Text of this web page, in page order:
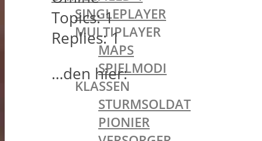
SINGLEPLAYER
MULTIPLAYER
MAPS
SPIELMODI
KLASSEN
STURMSOLDAT
PIONIER
Topics: 1
Replies: 1
…den hier: